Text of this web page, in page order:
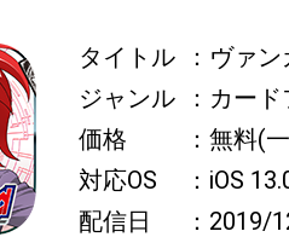
SPECタイトル
ヴァン
ジャンル
カード
価格
無料(
対応OS
iOS
配信日
2019/